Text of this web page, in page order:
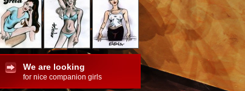
We are looking
for nice companion girls